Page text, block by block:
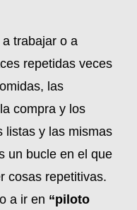
trabajar o a
repetidas veces
las
compra y los
listas y las mismas
un bucle en el que
cosas repetitivas.
a ir en “piloto